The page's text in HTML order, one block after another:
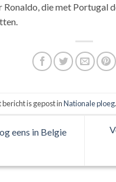
Ronaldo, die met Portugal
bericht is gepost inNationale ploeg
eens in Belgie